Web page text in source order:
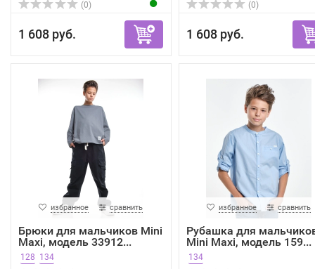
(0)
1 608 руб.
(0)
1 608 руб.
избранное сравнить
Брюки для мальчиков Mini
Maxi, модель 33912...
128 134
избранное сравнить
Рубашка для
Mini Maxi, модель 159...
134